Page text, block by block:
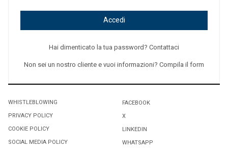
Accedi
Hai dimenticato la tua password? Contattaci
Non sei un nostro cliente e vuoi informazioni? Compila il form
WHISTLEBLOWING
PRIVACY POLICY
COOKIE POLICY
SOCIAL MEDIA POLICY
FACEBOOK
X
LINKEDIN
WHATSAPP